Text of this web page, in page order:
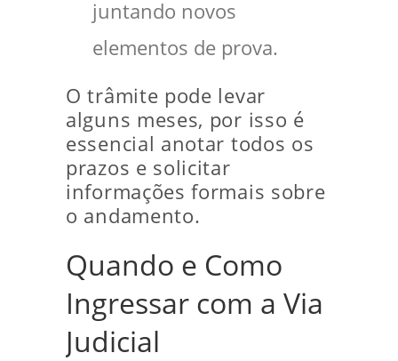
juntando novos
elementos de prova.
O trâmite pode levar
alguns meses, por isso é
essencial anotar todos os
prazos e solicitar
informações formais sobre
o andamento.
Quando e Como
Ingressar com a Via
Judicial